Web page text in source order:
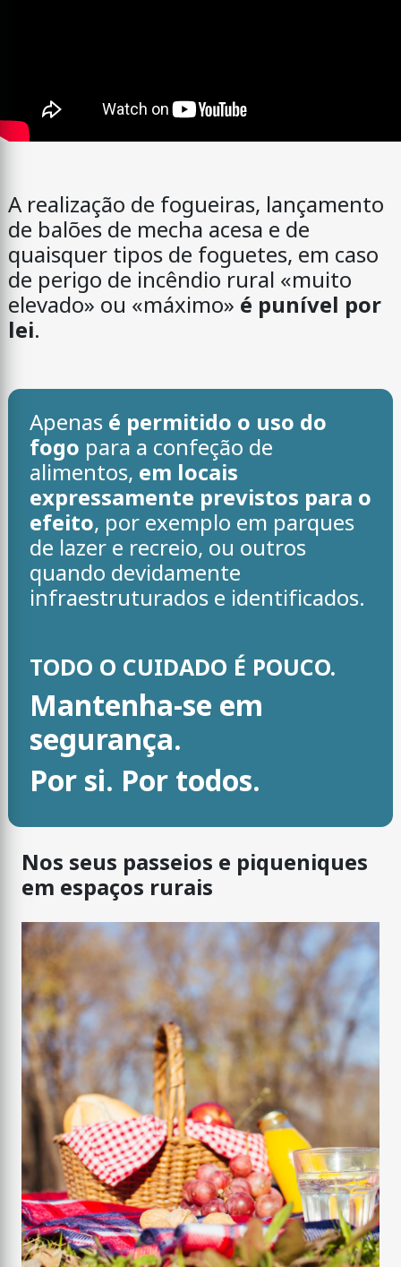
A realização de fogueiras, lançamento
de balões de mecha acesa e de
quaisquer tipos de foguetes, em caso
de perigo de incêndio rural «muito
elevado» ou «máximo» é punível por
lei.
Apenas é permitido o uso do
fogo para a confeção de
alimentos, em locais
expressamente previstos para o
efeito, por exemplo em parques
de lazer e recreio, ou outros
quando devidamente
infraestruturados e identificados.
TODO O CUIDADO É POUCO.
Mantenha-se em
segurança.
Por si. Por todos.
Nos seus passeios e piqueniques
em espaços rurais